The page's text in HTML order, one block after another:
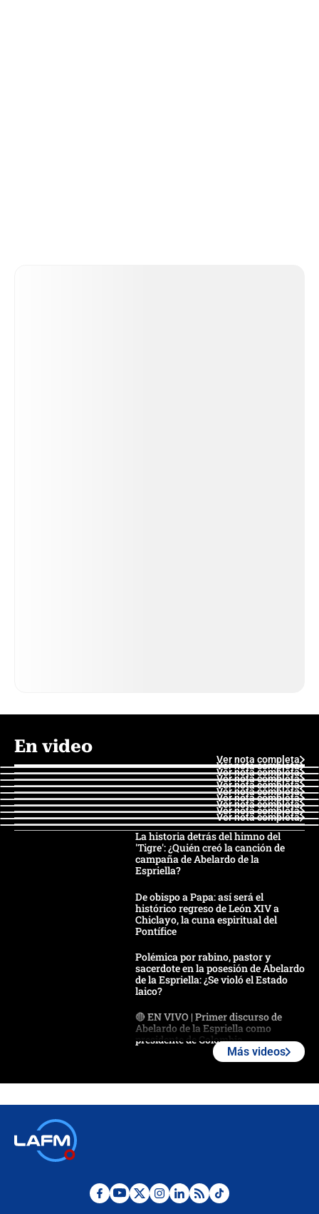
En video
Ver nota completa
Ver nota completa
Ver nota completa
Ver nota completa
Ver nota completa
Ver nota completa
Ver nota completa
Ver nota completa
Ver nota completa
Ver nota completa
La historia detrás del himno del
'Tigre': ¿Quién creó la canción de
campaña de Abelardo de la
Espriella?
De obispo a Papa: así será el
histórico regreso de León XIV a
Chiclayo, la cuna espiritual del
Pontífice
Polémica por rabino, pastor y
sacerdote en la posesión de Abelardo
de la Espriella: ¿Se violó el Estado
laico?
🔴 EN VIVO | Primer discurso de
Abelardo de la Espriella como
presidente de Colombia
Desde dermatitis hasta infecciones:
Más videos